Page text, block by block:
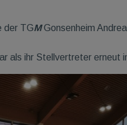
der TGMGonsenheim
als ihr Stellvertreter erneut